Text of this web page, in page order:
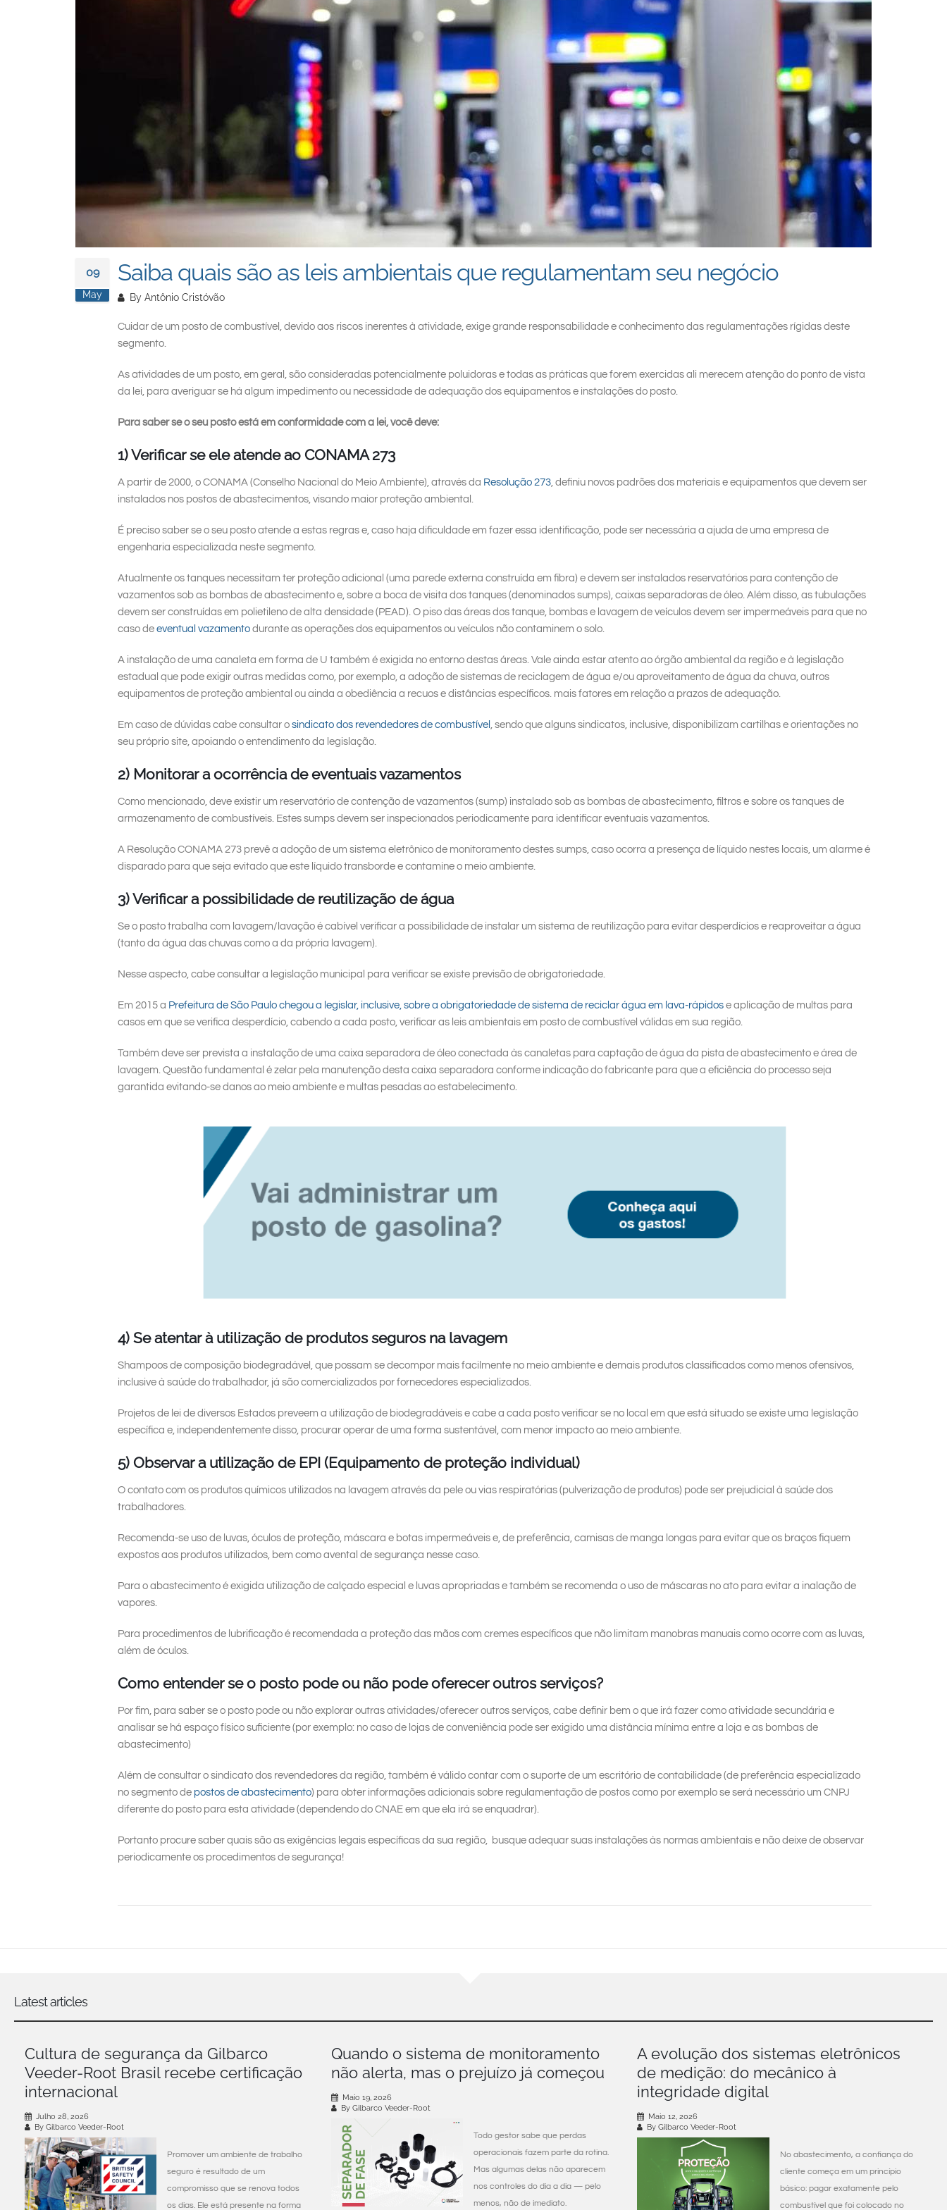
09
May
Saiba quais são as leis ambientais que regulamentam seu negócio
By Antônio Cristóvão
Cuidar de um posto de combustível, devido aos riscos inerentes à atividade, exige grande responsabilidade e conhecimento das regulamentações rígidas deste
segmento.
As atividades de um posto, em geral, são consideradas potencialmente poluidoras e todas as práticas que forem exercidas ali merecem atenção do ponto de vista
da lei, para averiguar se há algum impedimento ou necessidade de adequação dos equipamentos e instalações do posto.
Para saber se o seu posto está em conformidade com a lei, você deve:
1) Verificar se ele atende ao CONAMA 273
A partir de 2000, o CONAMA (Conselho Nacional do Meio Ambiente), através da Resolução 273, definiu novos padrões dos materiais e equipamentos que devem ser
instalados nos postos de abastecimentos, visando maior proteção ambiental.
É preciso saber se o seu posto atende a estas regras e, caso haja dificuldade em fazer essa identificação, pode ser necessária a ajuda de uma empresa de
engenharia especializada neste segmento.
Atualmente os tanques necessitam ter proteção adicional (uma parede externa construída em fibra) e devem ser instalados reservatórios para contenção de
vazamentos sob as bombas de abastecimento e, sobre a boca de visita dos tanques (denominados sumps), caixas separadoras de óleo. Além disso, as tubulações
devem ser construídas em polietileno de alta densidade (PEAD). O piso das áreas dos tanque, bombas e lavagem de veículos devem ser impermeáveis para que no
caso de eventual vazamento durante as operações dos equipamentos ou veículos não contaminem o solo.
A instalação de uma canaleta em forma de U também é exigida no entorno destas áreas. Vale ainda estar atento ao órgão ambiental da região e à legislação
estadual que pode exigir outras medidas como, por exemplo, a adoção de sistemas de reciclagem de água e/ou aproveitamento de água da chuva, outros
equipamentos de proteção ambiental ou ainda a obediência a recuos e distâncias específicos. mais fatores em relação a prazos de adequação.
Em caso de dúvidas cabe consultar o sindicato dos revendedores de combustível , sendo que alguns sindicatos, inclusive, disponibilizam cartilhas e orientações no
seu próprio site, apoiando o entendimento da legislação.
2) Monitorar a ocorrência de eventuais vazamentos
Como mencionado, deve existir um reservatório de contenção de vazamentos (sump) instalado sob as bombas de abastecimento, filtros e sobre os tanques de
armazenamento de combustíveis. Estes sumps devem ser inspecionados periodicamente para identificar eventuais vazamentos.
A Resolução CONAMA 273 prevê a adoção de um sistema eletrônico de monitoramento destes sumps, caso ocorra a presença de líquido nestes locais, um alarme é
disparado para que seja evitado que este líquido transborde e contamine o meio ambiente.
3) Verificar a possibilidade de reutilização de água
Se o posto trabalha com lavagem/lavação é cabível verificar a possibilidade de instalar um sistema de reutilização para evitar desperdícios e reaproveitar a água
(tanto da água das chuvas como a da própria lavagem).
Nesse aspecto, cabe consultar a legislação municipal para verificar se existe previsão de obrigatoriedade.
Em 2015 a Prefeitura de São Paulo chegou a legislar, inclusive, sobre a obrigatoriedade de sistema de reciclar água em lava-rápidos e aplicação de multas para
casos em que se verifica desperdício, cabendo a cada posto, verificar as leis ambientais em posto de combustível válidas em sua região.
Também deve ser prevista a instalação de uma caixa separadora de óleo conectada às canaletas para captação de água da pista de abastecimento e área de
lavagem. Questão fundamental é zelar pela manutenção desta caixa separadora conforme indicação do fabricante para que a eficiência do processo seja
garantida evitando-se danos ao meio ambiente e multas pesadas ao estabelecimento.
4) Se atentar à utilização de produtos seguros na lavagem
Shampoos de composição biodegradável, que possam se decompor mais facilmente no meio ambiente e demais produtos classificados como menos ofensivos,
inclusive à saúde do trabalhador, já são comercializados por fornecedores especializados.
Projetos de lei de diversos Estados preveem a utilização de biodegradáveis e cabe a cada posto verificar se no local em que está situado se existe uma legislação
específica e, independentemente disso, procurar operar de uma forma sustentável, com menor impacto ao meio ambiente.
5) Observar a utilização de EPI (Equipamento de proteção individual)
O contato com os produtos químicos utilizados na lavagem através da pele ou vias respiratórias (pulverização de produtos) pode ser prejudicial à saúde dos
trabalhadores.
Recomenda-se uso de luvas, óculos de proteção, máscara e botas impermeáveis e, de preferência, camisas de manga longas para evitar que os braços fiquem
expostos aos produtos utilizados, bem como avental de segurança nesse caso.
Para o abastecimento é exigida utilização de calçado especial e luvas apropriadas e também se recomenda o uso de máscaras no ato para evitar a inalação de
vapores.
Para procedimentos de lubrificação é recomendada a proteção das mãos com cremes específicos que não limitam manobras manuais como ocorre com as luvas,
além de óculos.
Como entender se o posto pode ou não pode oferecer outros serviços?
Por fim, para saber se o posto pode ou não explorar outras atividades/oferecer outros serviços, cabe definir bem o que irá fazer como atividade secundária e
analisar se há espaço físico suficiente (por exemplo: no caso de lojas de conveniência pode ser exigido uma distância mínima entre a loja e as bombas de
abastecimento)
Além de consultar o sindicato dos revendedores da região, também é válido contar com o suporte de um escritório de contabilidade (de preferência especializado
no segmento de postos de abastecimento) para obter informações adicionais sobre regulamentação de postos como por exemplo se será necessário um CNPJ
diferente do posto para esta atividade (dependendo do CNAE em que ela irá se enquadrar).
Portanto procure saber quais são as exigências legais específicas da sua região, busque adequar suas instalações às normas ambientais e não deixe de observar
periodicamente os procedimentos de segurança!
Latest articles
Cultura de segurança da Gilbarco
Veeder-Root Brasil recebe certificação
internacional
Julho 28, 2026
By Gilbarco Veeder-Root
Promover um ambiente de trabalho
seguro é resultado de um
compromisso que se renova todos
os dias. Ele está presente na forma
Quando o sistema de monitoramento
não alerta, mas o prejuízo já começou
Maio 19, 2026
By Gilbarco Veeder-Root
Todo gestor sabe que perdas
operacionais fazem parte da rotina.
Mas algumas delas não aparecem
nos controles do dia a dia — pelo
menos, não de imediato.
A evolução dos sistemas eletrônicos
de medição: do mecânico à
integridade digital
Maio 12, 2026
By Gilbarco Veeder-Root
No abastecimento, a confiança do
cliente começa em um princípio
básico: pagar exatamente pelo
combustível que foi colocado no